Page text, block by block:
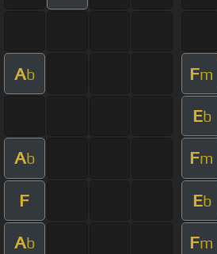
Ab Fm
Eb
Ab Fm
F Eb
Ab Fm